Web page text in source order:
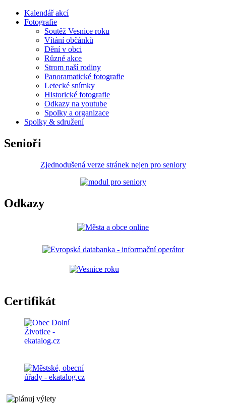
Kalendář akcí
Fotografie
Soutěž Vesnice roku
Vítání občánků
Dění v obci
Různé akce
Strom naší rodiny
Panoramatické fotografie
Letecké snímky
Historické fotografie
Odkazy na youtube
Spolky a organizace
Spolky & sdružení
Senioři
Zjednodušená verze stránek nejen pro seniory
Odkazy
Certifikát